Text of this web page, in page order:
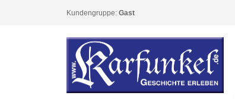
Kundengruppe: Gast